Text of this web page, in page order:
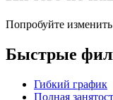
Попробуйте
Быстрые
Гибкий график
Полная